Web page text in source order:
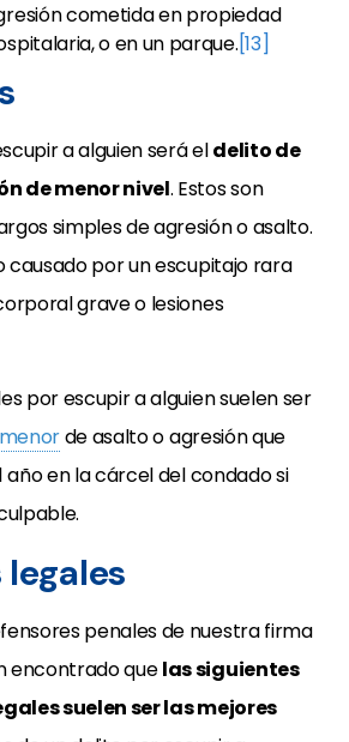
cometida en propiedad
o en un parque.[13]
a alguien será eldelito de
de menor nivel. Estos son
simples de agresión o asalto.
causado por un escupitajo rara
grave o lesiones
por escupir a alguien suelen ser
de asalto o agresión que
año en la cárcel del condado si
legales
penales de nuestra firma
encontrado quelas siguientes
suelen ser las mejores